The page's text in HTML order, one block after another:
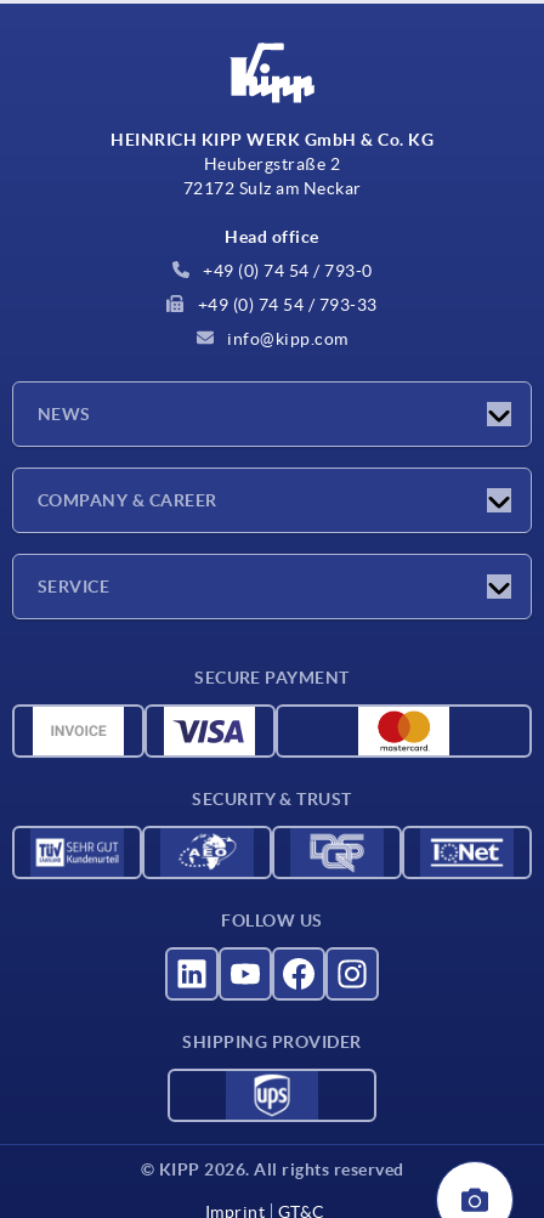
HEINRICH KIPP WERK GmbH & Co. KG
Heubergstraße 2
72172 Sulz am Neckar
Head office
+49 (0) 74 54 / 793-0
+49 (0) 74 54 / 793-33
info@kipp.com
NEWS
Press Reports
COMPANY & CAREER
SERVICE
Material overview
SECURE PAYMENT
SECURITY & TRUST
FOLLOW US
SHIPPING PROVIDER
© KIPP 2026. All rights reserved
Imprint GT&C